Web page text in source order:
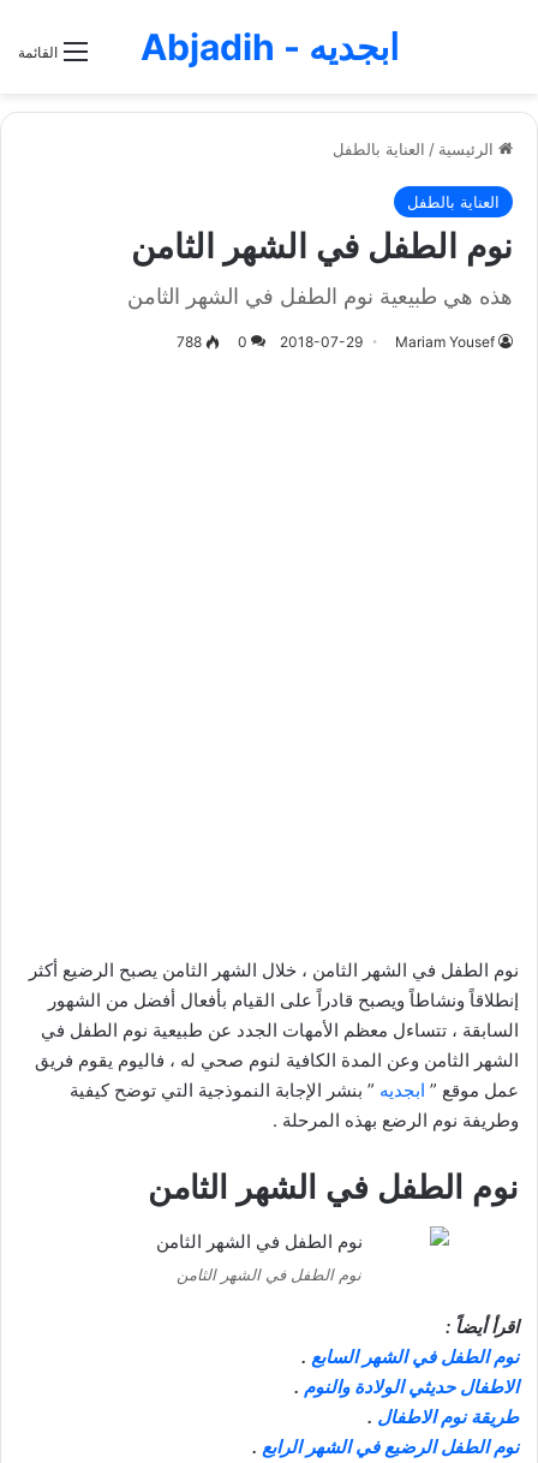
القائمة ابجديه - Abjadih
الرئيسية / العناية بالطفل
العناية بالطفل
نوم الطفل في الشهر الثامن
هذه هي طبيعية نوم الطفل في الشهر الثامن
Mariam Yousef
2018-07-29
0
788
نوم الطفل في الشهر الثامن ، خلال الشهر الثامن يصبح الرضيع أكثر
إنطلاقاً ونشاطاً ويصبح قادراً على القيام بأفعال أفضل من الشهور
السابقة ، تتساءل معظم الأمهات الجدد عن طبيعية نوم الطفل في
الشهر الثامن وعن المدة الكافية لنوم صحي له ، فاليوم يقوم فريق
عمل موقع ” ابجديه ” بنشر الإجابة النموذجية التي توضح كيفية
وطريفة نوم الرضع بهذه المرحلة .
نوم الطفل في الشهر الثامن
نوم الطفل في الشهر الثامن
اقرأ أيضاً :
نوم الطفل في الشهر السابع .
الاطفال حديثي الولادة والنوم .
طريقة نوم الاطفال .
نوم الطفل الرضيع في الشهر الرابع .